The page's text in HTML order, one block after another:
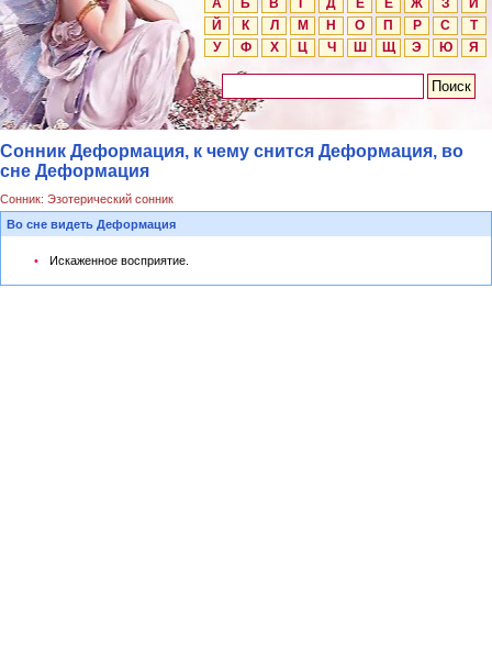
А Б В Г Д Е Ё Ж З
И
Й
К Л М Н О П Р С
Т
У
Ф Х Ц Ч Ш Щ Э Ю Я
Сонник Деформация, к чему снится Деформация, во
сне Деформация
Сонник: Эзотерический сонник
Во сне видеть Деформация
Искаженное восприятие.